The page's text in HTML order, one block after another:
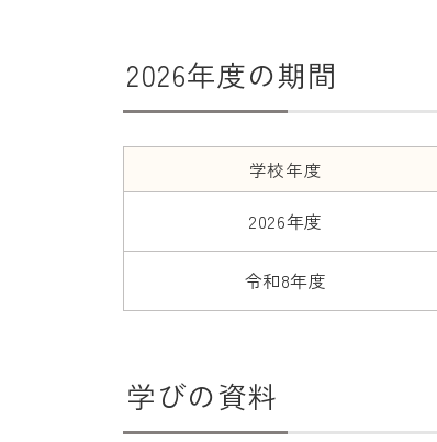
2026年度の期間
学校年度
2026年度
令和8年度
学びの資料